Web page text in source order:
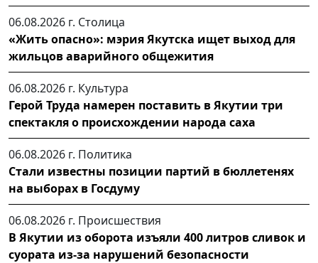
06.08.2026 г. Столица
«Жить опасно»: мэрия Якутска ищет выход для
жильцов аварийного общежития
06.08.2026 г. Культура
Герой Труда намерен поставить в Якутии три
спектакля о происхождении народа саха
06.08.2026 г. Политика
Стали известны позиции партий в бюллетенях
на выборах в Госдуму
06.08.2026 г. Происшествия
В Якутии из оборота изъяли 400 литров сливок и
суората из-за нарушений безопасности